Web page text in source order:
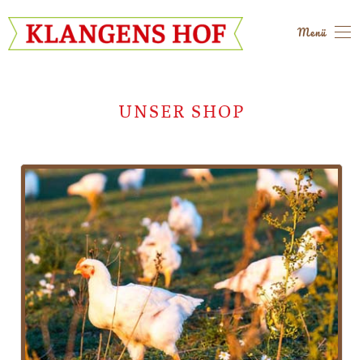
Skip to main content
Menü
UNSER SHOP